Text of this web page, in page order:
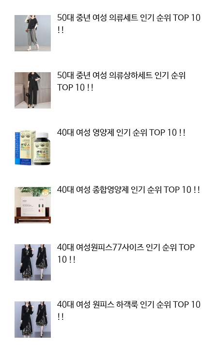
50대 중년 여성 의류세트 인기 순위 TOP 10
!!
50대 중년 여성 의류상하세트 인기 순위
TOP 10 !!
40대 여성 영양제 인기 순위 TOP 10 !!
40대 여성 종합영양제 인기 순위 TOP 10 !!
40대 여성원피스77사이즈 인기 순위 TOP
10 !!
40대 여성 원피스 하객룩 인기 순위 TOP 10
!!